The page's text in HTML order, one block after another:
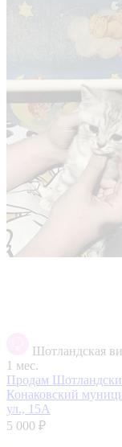
Шотландская
1 мес.
Продам
Конаковский
ул., 15А
5 000 ₽